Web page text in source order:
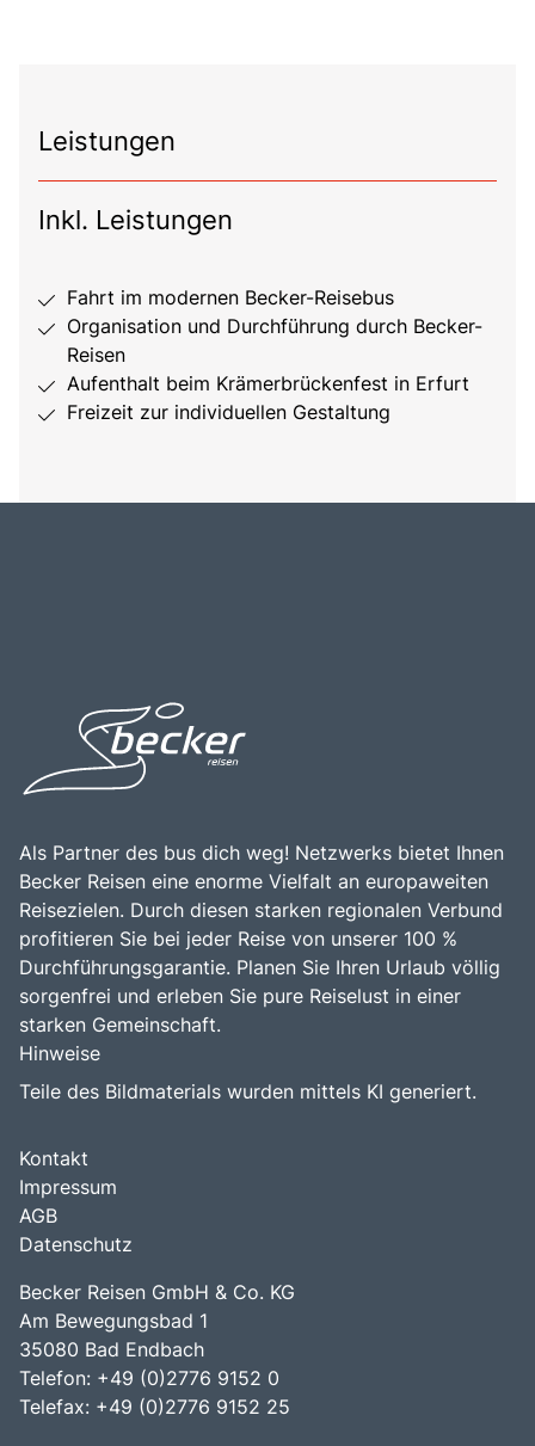
Leistungen
Inkl. Leistungen
Fahrt im modernen Becker-Reisebus
Organisation und Durchführung durch Becker-
Reisen
Aufenthalt beim Krämerbrückenfest in Erfurt
Freizeit zur individuellen Gestaltung
Als Partner des bus dich weg! Netzwerks bietet Ihnen
Becker Reisen eine enorme Vielfalt an europaweiten
Reisezielen. Durch diesen starken regionalen Verbund
profitieren Sie bei jeder Reise von unserer 100 %
Durchführungsgarantie. Planen Sie Ihren Urlaub völlig
sorgenfrei und erleben Sie pure Reiselust in einer
starken Gemeinschaft.
Hinweise
Teile des Bildmaterials wurden mittels KI generiert.
Kontakt
Impressum
AGB
Datenschutz
Becker Reisen GmbH & Co. KG
Am Bewegungsbad 1
35080 Bad Endbach
Telefon: +49 (0)2776 9152 0
Telefax: +49 (0)2776 9152 25